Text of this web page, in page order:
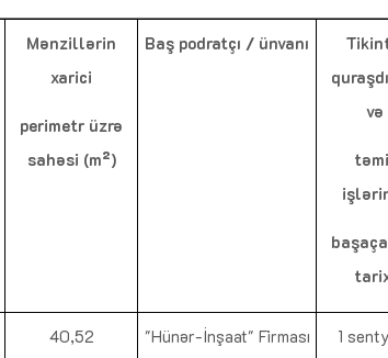
Mənzillərin
xarici
perimetr üzrə
sahəsi (m²)
Baş podratçı / ünvanı
və
40,52
"Hünər-İnşaat" Firması
1